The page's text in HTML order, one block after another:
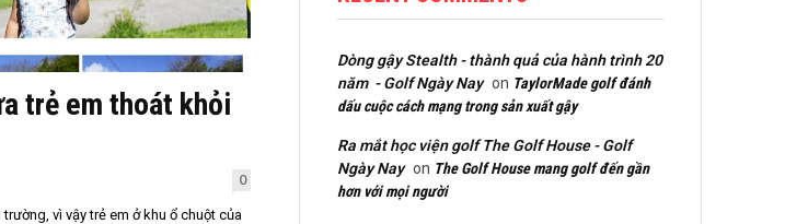
trẻ em thoát khỏi
0
vì vậy trẻ em ở khu ổ chuột của
Dòng gậy Stealth - thành quả của hành trình 20
năm - Golf Ngày Nay on TaylorMade golf đánh
dấu cuộc cách mạng trong sản xuất gậy
Ra mắt học viện golf The Golf House - Golf
Ngày Nay on The Golf House mang golf đến gần
hơn với mọi người